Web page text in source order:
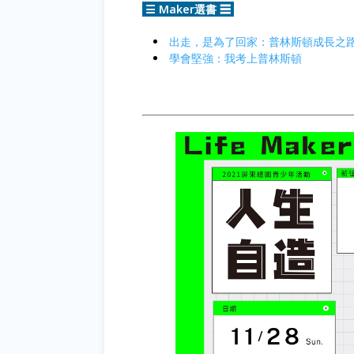
☰ Maker選書 ☰
出走，是為了回家：普林斯頓成長之
學會堅強：我考上普林斯頓